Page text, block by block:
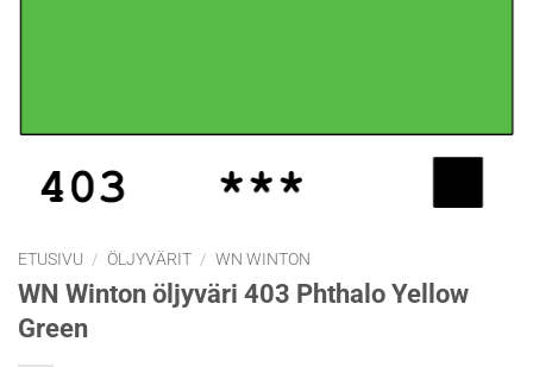
ETUSIVU / ÖLJYVÄRIT / WN WINTON
WN Winton öljyväri 403 Phthalo Yellow
Green